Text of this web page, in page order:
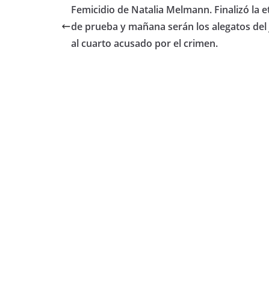
e
b
o
er s
A
p
p
ar
tir
Femicidio de Natalia Melmann. Finalizó la
de prueba y mañana serán los alegatos
al cuarto acusado por el crimen.